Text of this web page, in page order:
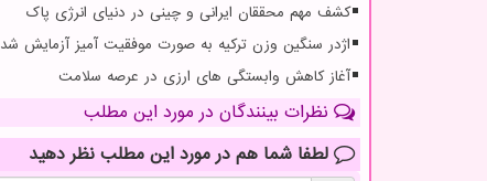
کشف مهم محققان ایرانی و چینی در دنیای انرژی پاک
اژدر سنگین وزن ترکیه به صورت موفقیت آمیز آزمایش شد
آغاز کاهش وابستگی های ارزی در عرصه سلامت
نظرات بینندگان در مورد این مطلب
لطفا شما هم در مورد این مطلب نظر دهید